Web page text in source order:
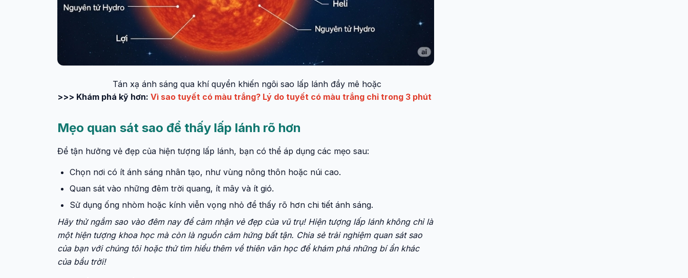
Tán xạ ánh sáng qua khí quyển khiến ngôi sao lấp lánh đầy mê hoặc
>>> Khám phá kỹ hơn: Vì sao tuyết có màu trắng? Lý do tuyết có màu trắng chỉ trong 3 phút
Mẹo quan sát sao để thấy lấp lánh rõ hơn
Để tận hưởng vẻ đẹp của hiện tượng lấp lánh, bạn có thể áp dụng các mẹo sau:
Chọn nơi có ít ánh sáng nhân tạo, như vùng nông thôn hoặc núi cao.
Quan sát vào những đêm trời quang, ít mây và ít gió.
Sử dụng ống nhòm hoặc kính viễn vọng nhỏ để thấy rõ hơn chi tiết ánh sáng.
Hãy thử ngắm sao vào đêm nay để cảm nhận vẻ đẹp của vũ trụ! Hiện tượng lấp lánh không chỉ là
một hiện tượng khoa học mà còn là nguồn cảm hứng bất tận. Chia sẻ trải nghiệm quan sát sao
của bạn với chúng tôi hoặc thử tìm hiểu thêm về thiên văn học để khám phá những bí ẩn khác
của bầu trời!